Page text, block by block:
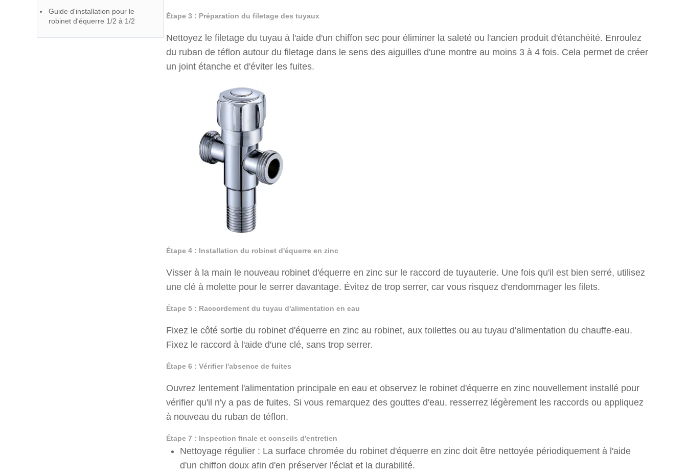
Guide d'installation pour le
robinet d'équerre 1/2 à 1/2
Étape 3 : Préparation du filetage des tuyaux
Nettoyez le filetage du tuyau à l'aide d'un chiffon sec pour éliminer la saleté ou l'ancien produit d'étanchéité. Enroulez
du ruban de téflon autour du filetage dans le sens des aiguilles d'une montre au moins 3 à 4 fois. Cela permet de créer
un joint étanche et d'éviter les fuites.
Étape 4 : Installation du robinet d'équerre en zinc
Visser à la main le nouveau robinet d'équerre en zinc sur le raccord de tuyauterie. Une fois qu'il est bien serré, utilisez
une clé à molette pour le serrer davantage. Évitez de trop serrer, car vous risquez d'endommager les filets.
Étape 5 : Raccordement du tuyau d'alimentation en eau
Fixez le côté sortie du robinet d'équerre en zinc au robinet, aux toilettes ou au tuyau d'alimentation du chauffe-eau.
Fixez le raccord à l'aide d'une clé, sans trop serrer.
Étape 6 : Vérifier l'absence de fuites
Ouvrez lentement l'alimentation principale en eau et observez le robinet d'équerre en zinc nouvellement installé pour
vérifier qu'il n'y a pas de fuites. Si vous remarquez des gouttes d'eau, resserrez légèrement les raccords ou appliquez
à nouveau du ruban de téflon.
Étape 7 : Inspection finale et conseils d'entretien
Nettoyage régulier : La surface chromée du robinet d'équerre en zinc doit être nettoyée périodiquement à l'aide
d'un chiffon doux afin d'en préserver l'éclat et la durabilité.